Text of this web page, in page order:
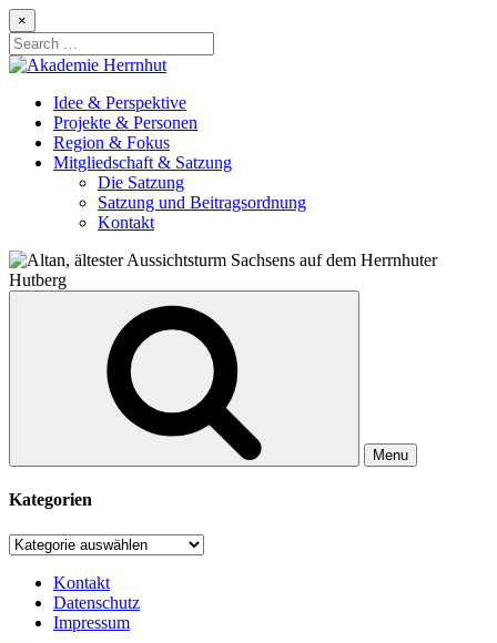
Skip
to
content
×
Search
for:
Idee & Perspektive
Projekte & Personen
Region & Fokus
Mitgliedschaft & Satzung
Die Satzung
Satzung und Beitragsordnung
Kontakt
Menu
Kategorien
Kategorien
Kontakt
Datenschutz
Impressum